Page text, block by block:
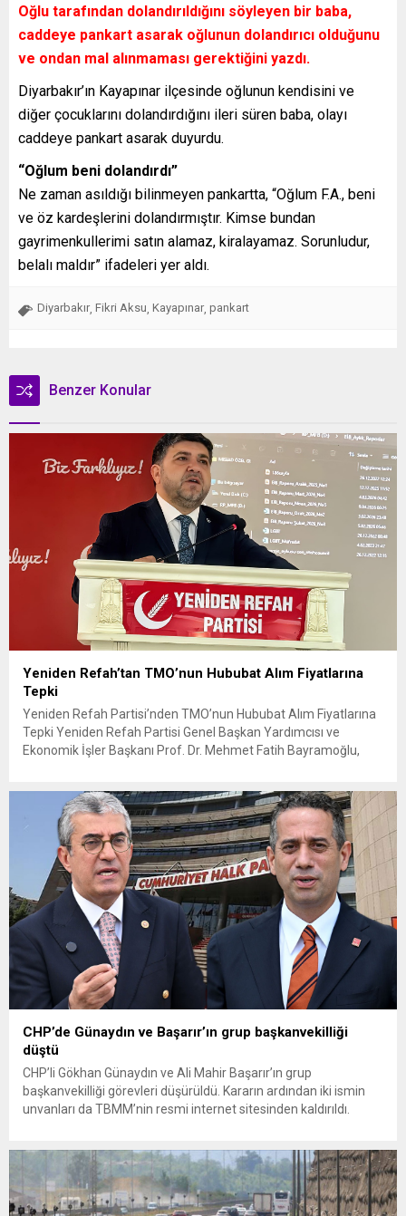
Oğlu tarafından dolandırıldığını söyleyen bir baba,
caddeye pankart asarak oğlunun dolandırıcı olduğunu
ve ondan mal alınmaması gerektiğini yazdı.
Diyarbakır’ın Kayapınar ilçesinde oğlunun kendisini ve
diğer çocuklarını dolandırdığını ileri süren baba, olayı
caddeye pankart asarak duyurdu.
“Oğlum beni dolandırdı”
Ne zaman asıldığı bilinmeyen pankartta, “Oğlum F.A., beni
ve öz kardeşlerini dolandırmıştır. Kimse bundan
gayrimenkullerimi satın alamaz, kiralayamaz. Sorunludur,
belalı maldır” ifadeleri yer aldı.
Diyarbakır Fikri Aksu Kayapınar pankart
Benzer Konular
Yeniden Refah’tan TMO’nun Hububat Alım Fiyatlarına
Tepki
Yeniden Refah Partisi’nden TMO’nun Hububat Alım Fiyatlarına
Tepki Yeniden Refah Partisi Genel Başkan Yardımcısı ve
Ekonomik İşler Başkanı Prof. Dr. Mehmet Fatih Bayramoğlu,
fiyatların çiftçinin artan maliyetlerini karşılamaktan uzak
olduğunu savunarak fiyatların yeniden değerlendirilmesi
çağrısında...
CHP’de Günaydın ve Başarır’ın grup başkanvekilliği
düştü
CHP’li Gökhan Günaydın ve Ali Mahir Başarır’ın grup
başkanvekilliği görevleri düşürüldü. Kararın ardından iki ismin
unvanları da TBMM’nin resmi internet sitesinden kaldırıldı.
çıkarma cezası uygulanmak üzere Yüksek Disiplin Kurulu’na
(YDK) sevk edilen ve partideki tüm görevlerinden...